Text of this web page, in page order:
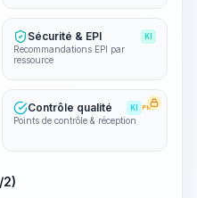
Sécurité & EPI KI
Recommandations EPI par
ressource
Contrôle qualité KI PRO
Points de contrôle & réception
2)